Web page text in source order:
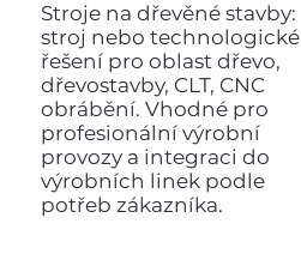
Stroje na dřevěné stavby:
stroj nebo technologické
řešení pro oblast dřevo,
dřevostavby, CLT, CNC
obrábění. Vhodné pro
profesionální výrobní
provozy a integraci do
výrobních linek podle
potřeb zákazníka.